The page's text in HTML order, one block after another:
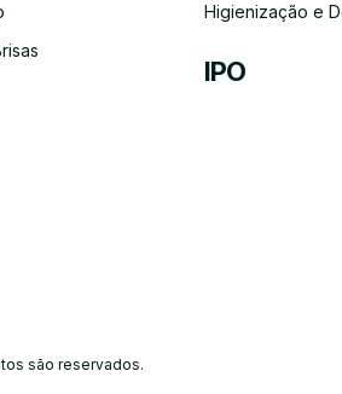
Higienização e
IPO
são reservados.